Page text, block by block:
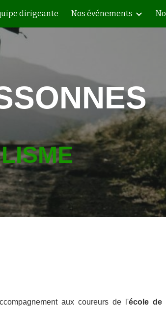
Skip to navigation
dirigeante Nos événements
aux coureurs de l'école de